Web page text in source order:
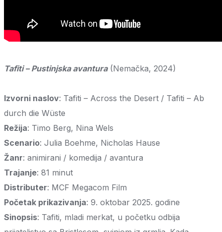
Tafiti – Pustinjska avantura(Nemačka, 2024)
Izvorni naslov: Tafiti – Across the Desert / Tafiti – Ab
durch die Wüste
Režija: Timo Berg, Nina Wels
Scenario: Julia Boehme, Nicholas Hause
Žanr: animirani / komedija / avantura
Trajanje: 81 minut
Distributer: MCF Megacom Film
Početak prikazivanja: 9. oktobar 2025. godine
Sinopsis: Tafiti, mladi merkat, u početku odbija